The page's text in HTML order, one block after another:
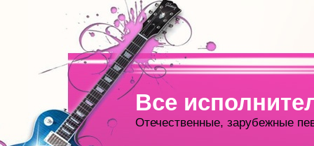
Все
Отечественные, зарубежные